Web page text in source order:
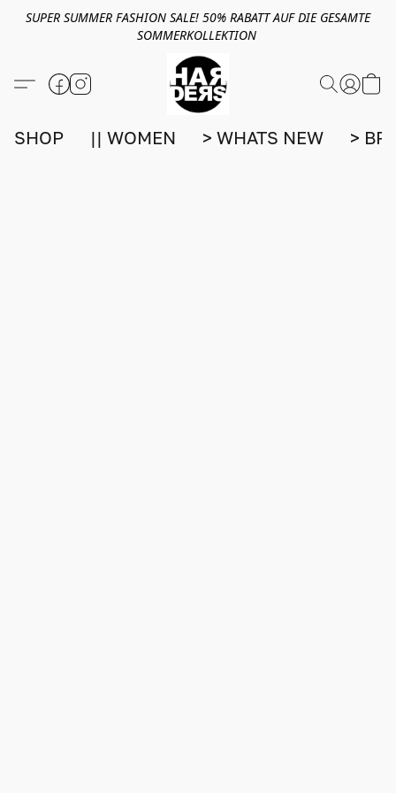
SUPER SUMMER FASHION SALE! 50% RABATT AUF DIE GESAMTE
SOMMERKOLLEKTION
SHOP || WOMEN > WHATS NEW >